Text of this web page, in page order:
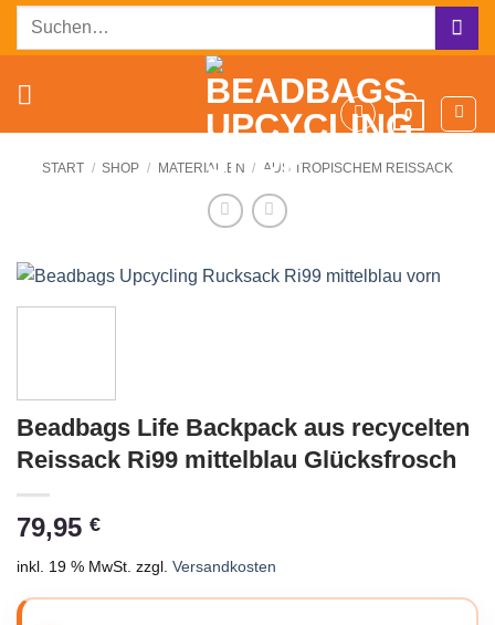
ZumSuchen
0
START / SHOP / MATERIALIEN / AUS TROPISCHEM REISSACK
Beadbags Life Backpack aus recycelten
Reissack Ri99 mittelblau Glücksfrosch
79,95 €
inkl. 19 % MwSt. zzgl. Versandkosten